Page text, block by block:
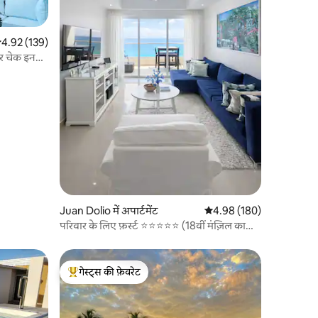
रेटिंग 5 में से 4.92, 139 समीक्षाएँ
4.92 (139)
चेक इन
Juan Dolio में अपार्टमेंट औसत रेटिंग 5 में से 4.98,
4.98 (180)
परिवार के लिए फ़र्स्ट ⭐️⭐️⭐️⭐️⭐️ (18वीं मंज़िल का
गेस्ट्स का टॉप फ़ेवरेट
गेस्ट्स की फ़ेवरेट